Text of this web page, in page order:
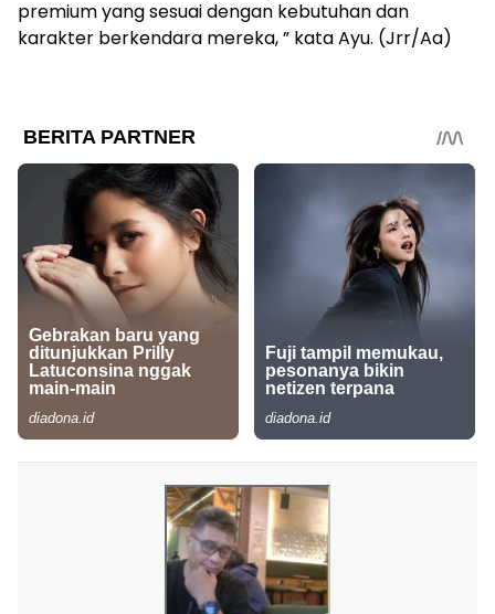
premium yang sesuai dengan kebutuhan dan
karakter berkendara mereka, ” kata Ayu. (Jrr/Aa)